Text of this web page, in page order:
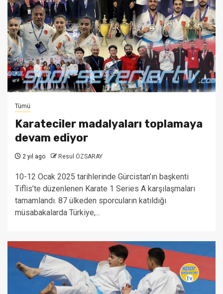
Tümü
Karateciler madalyaları toplamaya
devam ediyor
2 yıl ago Resul ÖZSARAY
10-12 Ocak 2025 tarihlerinde Gürcistan’ın başkenti
Tiflis’te düzenlenen Karate 1 Series A karşılaşmaları
tamamlandı. 87 ülkeden sporcuların katıldığı
müsabakalarda Türkiye,...